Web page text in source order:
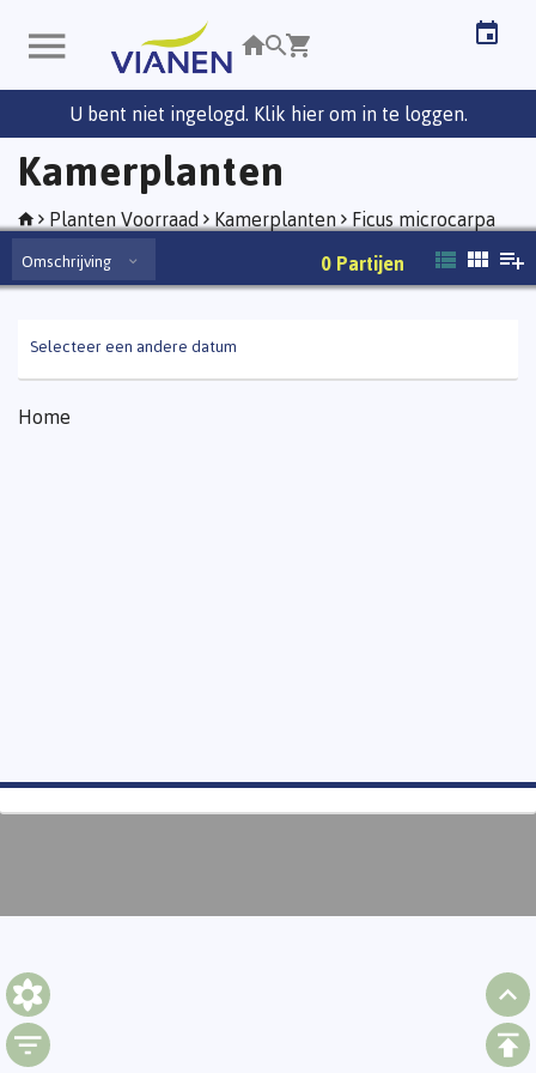
U bent niet ingelogd. Klik hier om in te loggen.
Kamerplanten
Planten Voorraad Kamerplanten Ficus microcarpa
Omschrijving 0 Partijen
Selecteer een andere datum
Home